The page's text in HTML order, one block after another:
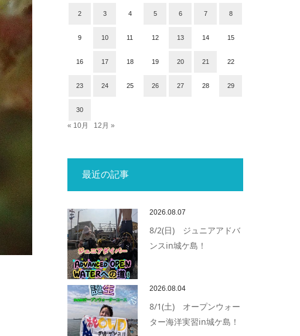
2 3 4 5 6 7 8
9 10 11 12 13 14 15
16 17 18 19 20 21 22
23 24 25 26 27 28 29
30
« 10月 12月 »
最近の記事
2026.08.07
8/2(日) ジュニアアドバ
ンスin城ケ島！
2026.08.04
8/1(土) オープンウォー
ター海洋実習in城ケ島！